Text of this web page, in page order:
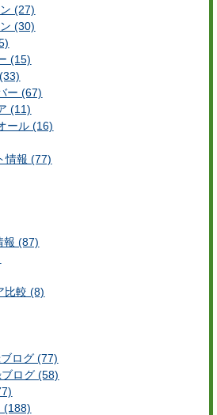
(27)
(30)
(15)
ー (67)
(11)
ール (16)
情報 (77)
報 (87)
比較 (8)
ログ (77)
ログ (58)
(188)